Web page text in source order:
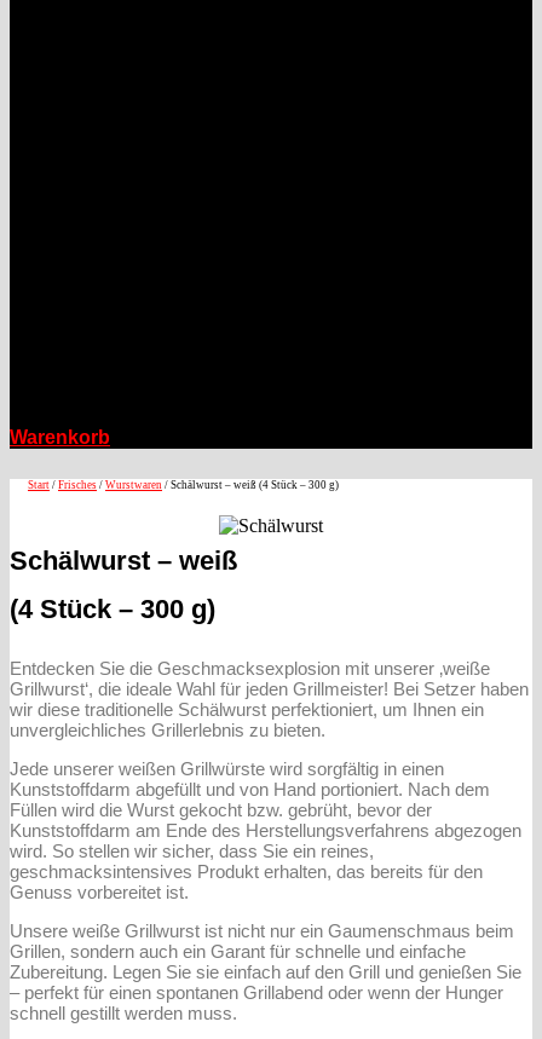
Warenkorb
Start / Frisches / Wurstwaren / Schälwurst – weiß (4 Stück – 300 g)
Schälwurst – weiß
(4 Stück – 300 g)
Entdecken Sie die Geschmacksexplosion mit unserer ‚weiße
Grillwurst‘, die ideale Wahl für jeden Grillmeister! Bei Setzer haben
wir diese traditionelle Schälwurst perfektioniert, um Ihnen ein
unvergleichliches Grillerlebnis zu bieten.
Jede unserer weißen Grillwürste wird sorgfältig in einen
Kunststoffdarm abgefüllt und von Hand portioniert. Nach dem
Füllen wird die Wurst gekocht bzw. gebrüht, bevor der
Kunststoffdarm am Ende des Herstellungsverfahrens abgezogen
wird. So stellen wir sicher, dass Sie ein reines,
geschmacksintensives Produkt erhalten, das bereits für den
Genuss vorbereitet ist.
Unsere weiße Grillwurst ist nicht nur ein Gaumenschmaus beim
Grillen, sondern auch ein Garant für schnelle und einfache
Zubereitung. Legen Sie sie einfach auf den Grill und genießen Sie
– perfekt für einen spontanen Grillabend oder wenn der Hunger
schnell gestillt werden muss.